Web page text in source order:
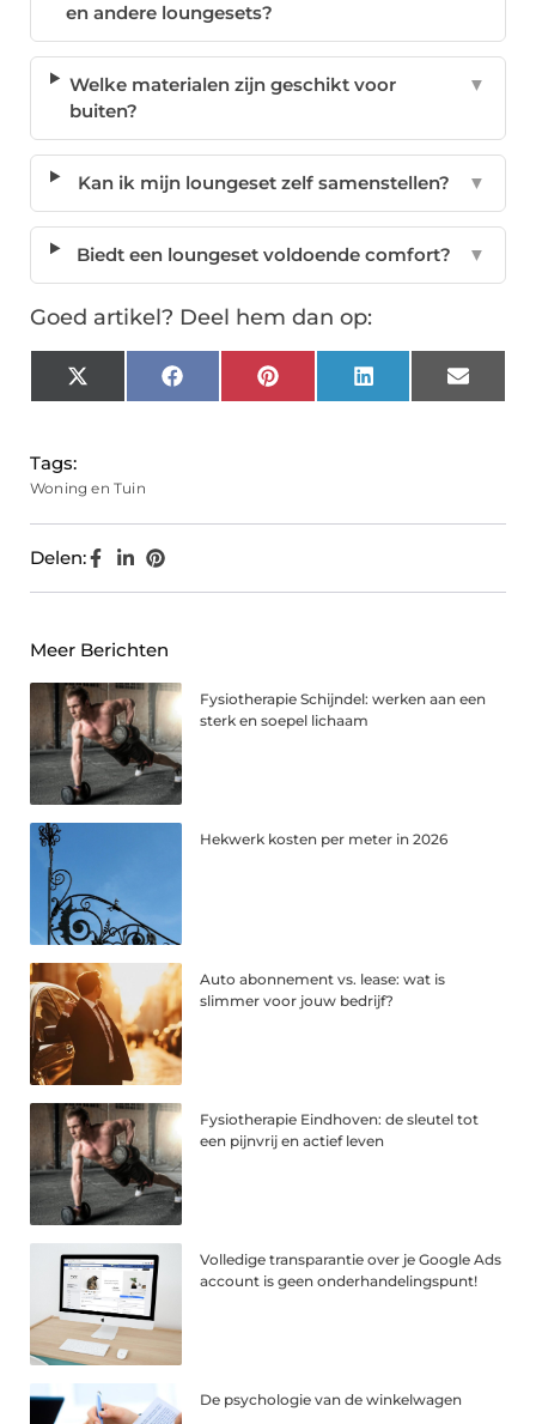
en andere loungesets?
Welke materialen zijn geschikt voor
buiten?
▼
Kan ik mijn loungeset zelf samenstellen? ▼
Biedt een loungeset voldoende comfort? ▼
Goed artikel? Deel hem dan op:
X
(Twitter)
FacebookPinterest LinkedIn Email
Tags:
Woning en Tuin
Delen:
Meer Berichten
Fysiotherapie Schijndel: werken aan een
sterk en soepel lichaam
Hekwerk kosten per meter in 2026
Auto abonnement vs. lease: wat is
slimmer voor jouw bedrijf?
Fysiotherapie Eindhoven: de sleutel tot
een pijnvrij en actief leven
Volledige transparantie over je Google Ads
account is geen onderhandelingspunt!
De psychologie van de winkelwagen